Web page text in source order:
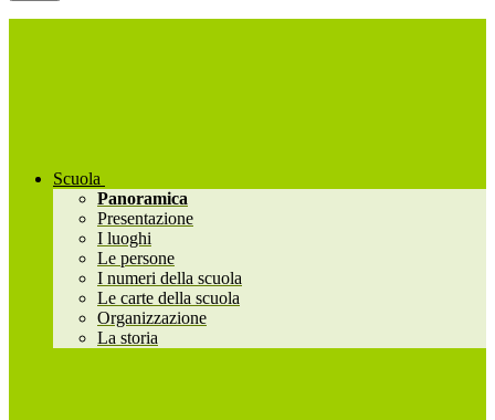
Scuola
Panoramica
Presentazione
I luoghi
Le persone
I numeri della scuola
Le carte della scuola
Organizzazione
La storia